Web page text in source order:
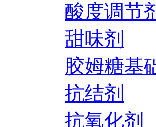
酸度调节
甜味剂
胶姆糖基
抗结剂
抗氧化剂